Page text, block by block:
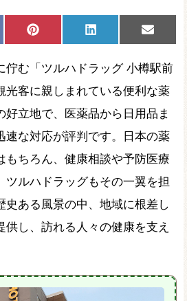
Share
on
Pinterest Share
on
LinkedIn
Share
on
Email
佇む「ツルハドラッグ 小樽駅前
光客に親しまれている便利な薬
好立地で、医薬品から日用品ま
速な対応が評判です。日本の薬
もちろん、健康相談や予防医療
ツルハドラッグもその一翼を担
史ある風景の中、地域に根差し
供し、訪れる人々の健康を支え